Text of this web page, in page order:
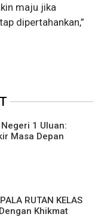
maju jika
dipertahankan,”
1 Uluan:
Masa Depan
RUTAN KELAS
Khikmat